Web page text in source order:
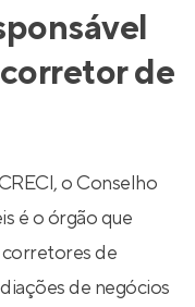
de
o Conselho
é o órgão que
corretores de
de negócios